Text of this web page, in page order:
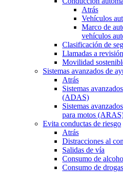
Atrás
Vehículos
Marco de
vehículos
Clasificación de
Llamadas a
Movilidad
Sistemas avanzados de
Atrás
Sistemas
(ADAS)
Sistemas
para motos
Evita conductas de riesgo
Atrás
Distracciones al
Salidas de vía
Consumo de
Consumo de